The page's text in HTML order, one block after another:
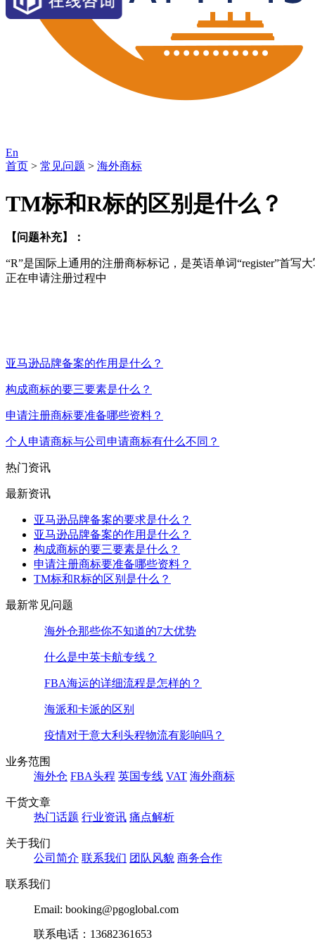
En
首页 > 常见问题 > 海外商标
TM标和R标的区别是什么？
【问题补充】：
“R”是国际上通用的注册商标标记，是英语单词“register”首写
正在申请注册过程中
亚马逊品牌备案的作用是什么？
构成商标的要三要素是什么？
申请注册商标要准备哪些资料？
个人申请商标与公司申请商标有什么不同？
热门资讯
最新资讯
亚马逊品牌备案的要求是什么？
亚马逊品牌备案的作用是什么？
构成商标的要三要素是什么？
申请注册商标要准备哪些资料？
TM标和R标的区别是什么？
最新常见问题
海外仓那些你不知道的7大优势
什么是中英卡航专线？
FBA海运的详细流程是怎样的？
海派和卡派的区别
疫情对于意大利头程物流有影响吗？
业务范围
海外仓 FBA头程 英国专线 VAT 海外商标
干货文章
热门话题 行业资讯 痛点解析
关于我们
公司简介 联系我们 团队风貌 商务合作
联系我们
Email: booking@pgoglobal.com
联系电话：13682361653